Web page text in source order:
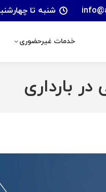
شنبه تا چهارشنبه: 7 الی 18 | پنجشنبه: 7 الی 16 |
خدمات غیرحضوری
بارداری
غیرحضوری